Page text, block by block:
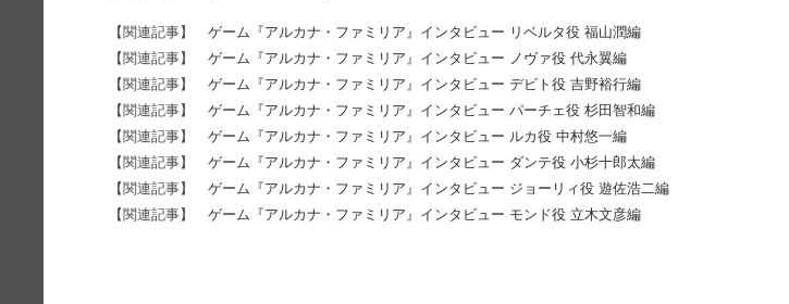
【関連記事】ゲーム『アルカナ・ファミリア』インタビュー リベルタ役 福山潤編
【関連記事】ゲーム『アルカナ・ファミリア』インタビュー ノヴァ役 代永翼編
【関連記事】ゲーム『アルカナ・ファミリア』インタビュー デビト役 吉野裕行編
【関連記事】ゲーム『アルカナ・ファミリア』インタビュー パーチェ役 杉田智和編
【関連記事】ゲーム『アルカナ・ファミリア』インタビュー ルカ役 中村悠一編
【関連記事】ゲーム『アルカナ・ファミリア』インタビュー ダンテ役 小杉十郎太編
【関連記事】ゲーム『アルカナ・ファミリア』インタビュー ジョーリィ役 遊佐浩二編
【関連記事】ゲーム『アルカナ・ファミリア』インタビュー モンド役 立木文彦編